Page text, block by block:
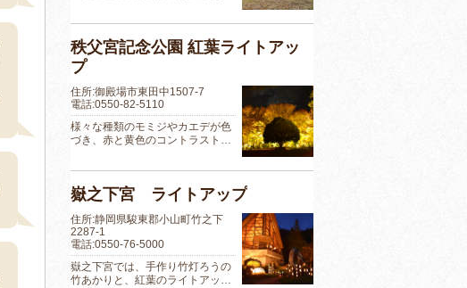
秩父宮記念公園 紅葉ライトアッ
プ
住所:御殿場市東田中1507-7
電話:0550-82-5110
様々な種類のモミジやカエデが色
づき、赤と黄色のコントラスト…
嶽之下宮 ライトアップ
住所:静岡県駿東郡小山町竹之下
2287-1
電話:0550-76-5000
嶽之下宮では、手作り竹灯ろうの
竹あかりと、紅葉のライトアッ…